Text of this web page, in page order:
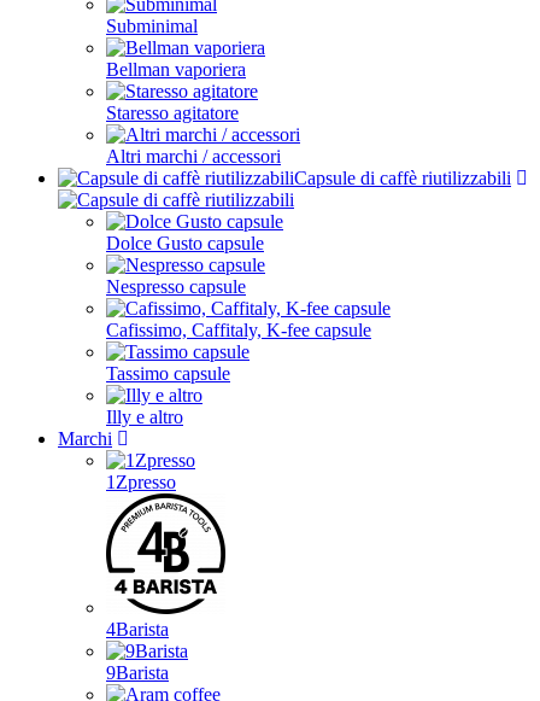
Subminimal
Bellman vaporiera
Staresso agitatore
Altri marchi / accessori
Capsule di caffè riutilizzabili
Dolce Gusto capsule
Nespresso capsule
Cafissimo, Caffitaly, K-fee capsule
Tassimo capsule
Illy e altro
Marchi
1Zpresso
4Barista
9Barista